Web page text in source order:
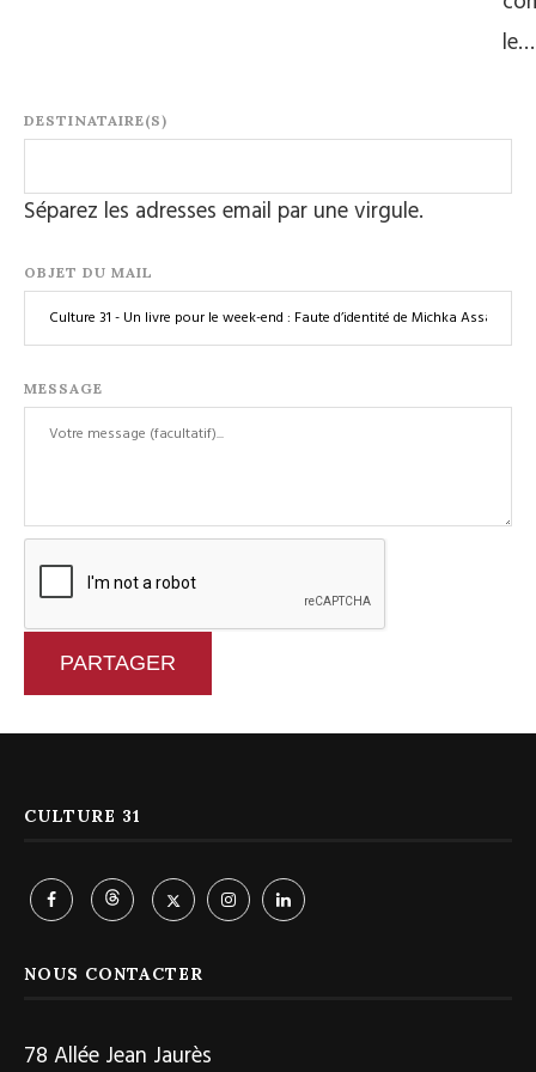
le…
DESTINATAIRE(S)
Séparez les adresses email par une virgule.
OBJET DU MAIL
MESSAGE
PARTAGER
CULTURE 31
NOUS CONTACTER
78 Allée Jean Jaurès